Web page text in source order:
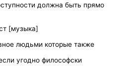
должна быть прямо
[музыка]
людьми которые также
угодно философски